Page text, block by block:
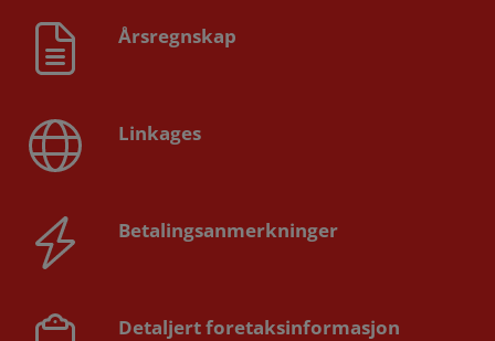
Årsregnskap
Linkages
Betalingsanmerkninger
Detaljert foretaksinformasjon